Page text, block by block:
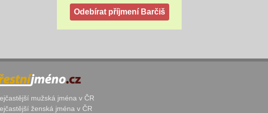
mužská jména v ČR
ženská jména v ČR